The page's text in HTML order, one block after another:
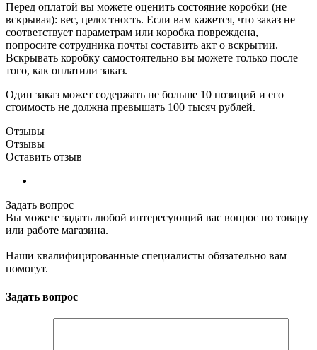
Перед оплатой вы можете оценить состояние коробки (не
вскрывая): вес, целостность. Если вам кажется, что заказ не
соответствует параметрам или коробка повреждена,
попросите сотрудника почты составить акт о вскрытии.
Вскрывать коробку самостоятельно вы можете только после
того, как оплатили заказ.
Один заказ может содержать не больше 10 позиций и его
стоимость не должна превышать 100 тысяч рублей.
Отзывы
Отзывы
Оставить отзыв
Задать вопрос
Вы можете задать любой интересующий вас вопрос по товару
или работе магазина.
Наши квалифицированные специалисты обязательно вам
помогут.
Задать вопрос